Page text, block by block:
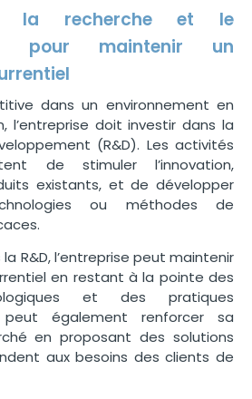
la recherche et le
pour maintenir un
dans un environnement en
l’entreprise doit investir dans la
(R&D). Les activités
de stimuler l’innovation,
existants, et de développer
ou méthodes de
R&D, l’entreprise peut maintenir
en restant à la pointe des
et des pratiques
peut également renforcer sa
en proposant des solutions
aux besoins des clients de